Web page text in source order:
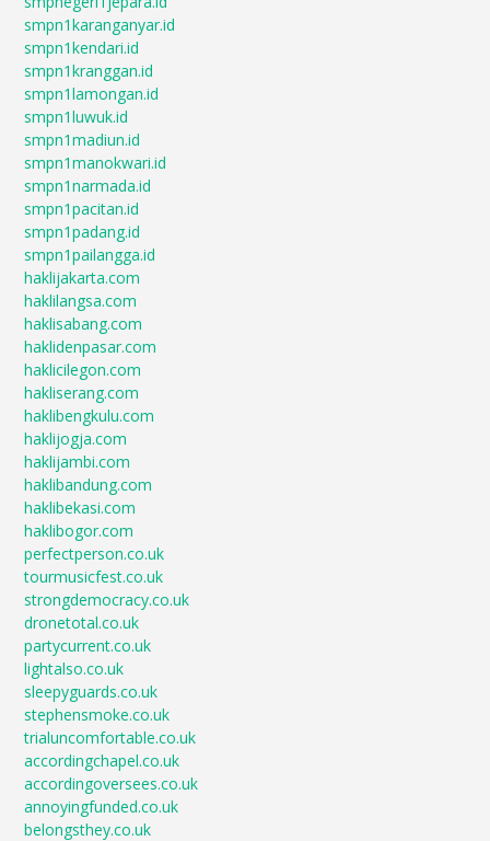
smpn1karanganyar.id
smpn1kendari.id
smpn1kranggan.id
smpn1lamongan.id
smpn1luwuk.id
smpn1madiun.id
smpn1manokwari.id
smpn1narmada.id
smpn1pacitan.id
smpn1padang.id
smpn1pailangga.id
haklijakarta.com
haklilangsa.com
haklisabang.com
haklidenpasar.com
haklicilegon.com
hakliserang.com
haklibengkulu.com
haklijogja.com
haklijambi.com
haklibandung.com
haklibekasi.com
haklibogor.com
perfectperson.co.uk
tourmusicfest.co.uk
strongdemocracy.co.uk
dronetotal.co.uk
partycurrent.co.uk
lightalso.co.uk
sleepyguards.co.uk
stephensmoke.co.uk
trialuncomfortable.co.uk
accordingchapel.co.uk
accordingoversees.co.uk
annoyingfunded.co.uk
belongsthey.co.uk